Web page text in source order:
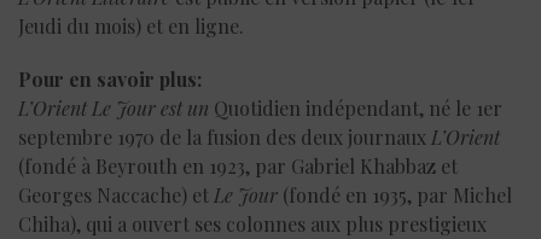
Jeudi du mois) et en ligne.
Pour en savoir plus:
L’Orient Le Jour est un Quotidien indépendant, né le 1er
septembre 1970 de la fusion des deux journauxL’Orient
(fondé à Beyrouth en 1923, par Gabriel Khabbaz et
Georges Naccache) et Le Jour (fondé en 1935, par Michel
Chiha), qui a ouvert ses colonnes aux plus prestigieux